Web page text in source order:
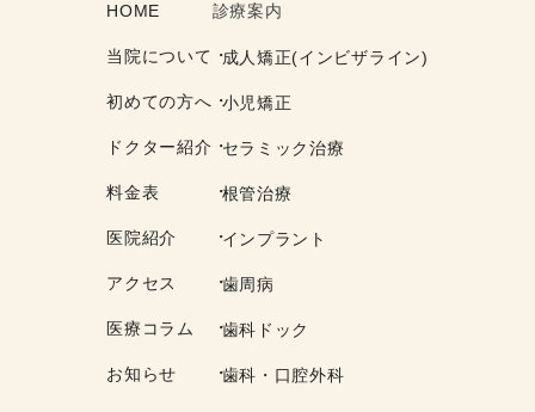
HOME
当院について
初めての方へ
ドクター紹介
料金表
医院紹介
アクセス
医療コラム
お知らせ
診療案内
成人矯正(インビザライン)
小児矯正
セラミック治療
根管治療
インプラント
歯周病
歯科ドック
歯科・口腔外科